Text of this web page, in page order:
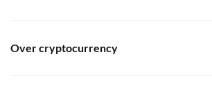
Over cryptocurrency